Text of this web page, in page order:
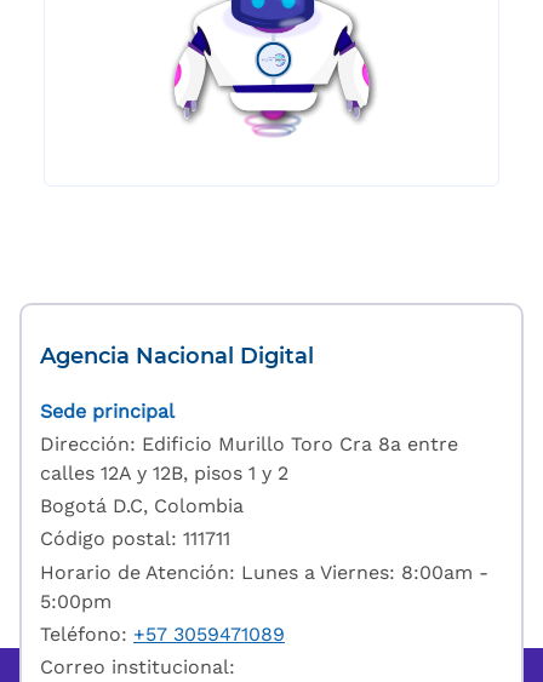
Agencia Nacional Digital
Sede principal
Dirección: Edificio Murillo Toro Cra 8a entre
calles 12A y 12B, pisos 1 y 2
Bogotá D.C, Colombia
Código postal: 111711
Horario de Atención: Lunes a Viernes: 8:00am -
5:00pm
Teléfono: +57 3059471089
Correo institucional: